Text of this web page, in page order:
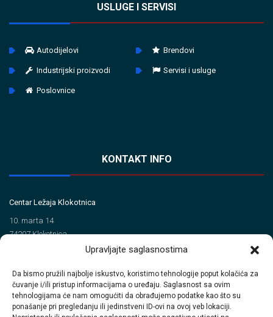
Upravljajte saglasnostima
Da bismo pružili najbolje iskustvo, koristimo tehnologije poput kolačića za
čuvanje i/ili pristup informacijama o uređaju. Saglasnost sa ovim
tehnologijama će nam omogućiti da obrađujemo podatke kao što su
ponašanje pri pregledanju ili jedinstveni ID-ovi na ovoj veb lokaciji.
USLUGE I SERVISI
Autodijelovi Brendovi
Industrijski proizvodi Servisi i usluge
Poslovnice
KONTAKT INFO
Centar Ležaja Klokotnica
10. marta 14
74207 Klokotnica
+387 35 720 560 (Tel)
+387 35 720 414 (Fax)
Email